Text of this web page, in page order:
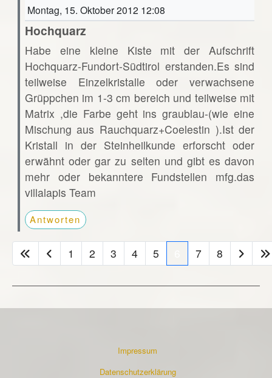
Montag, 15. Oktober 2012 12:08
Hochquarz
Habe eine kleine Kiste mit der Aufschrift
Hochquarz-Fundort-Südtirol erstanden.Es sind
teilweise Einzelkristalle oder verwachsene
Grüppchen im 1-3 cm bereich und teilweise mit
Matrix ,die Farbe geht ins graublau-(wie eine
Mischung aus Rauchquarz+Coelestin ).Ist der
Kristall in der Steinheilkunde erforscht oder
erwähnt oder gar zu selten und gibt es davon
mehr oder bekanntere Fundstellen mfg.das
villalapis Team
Antworten
1 2 3 4 5 7 8
Impressum
Datenschutzerklärung